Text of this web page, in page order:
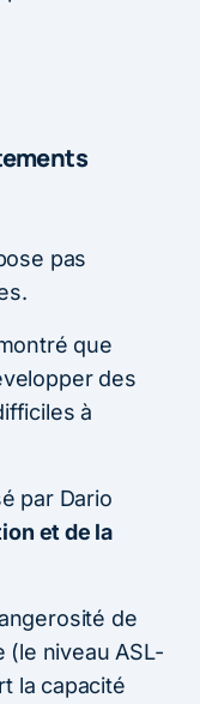
pas
que
des
à
par Dario
et de la
de
niveau ASL-
la capacité